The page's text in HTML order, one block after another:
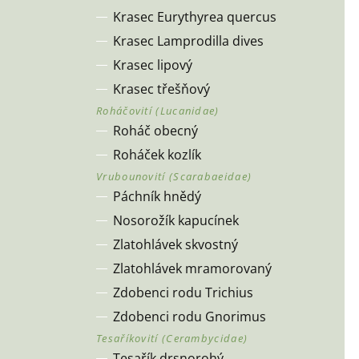
Krasec Eurythyrea quercus
Krasec Lamprodilla dives
Krasec lipový
Krasec třešňový
Roháč obecný
Roháček kozlík
Páchník hnědý
Nosorožík kapucínek
Zlatohlávek skvostný
Zlatohlávek mramorovaný
Zdobenci rodu Trichius
Zdobenci rodu Gnorimus